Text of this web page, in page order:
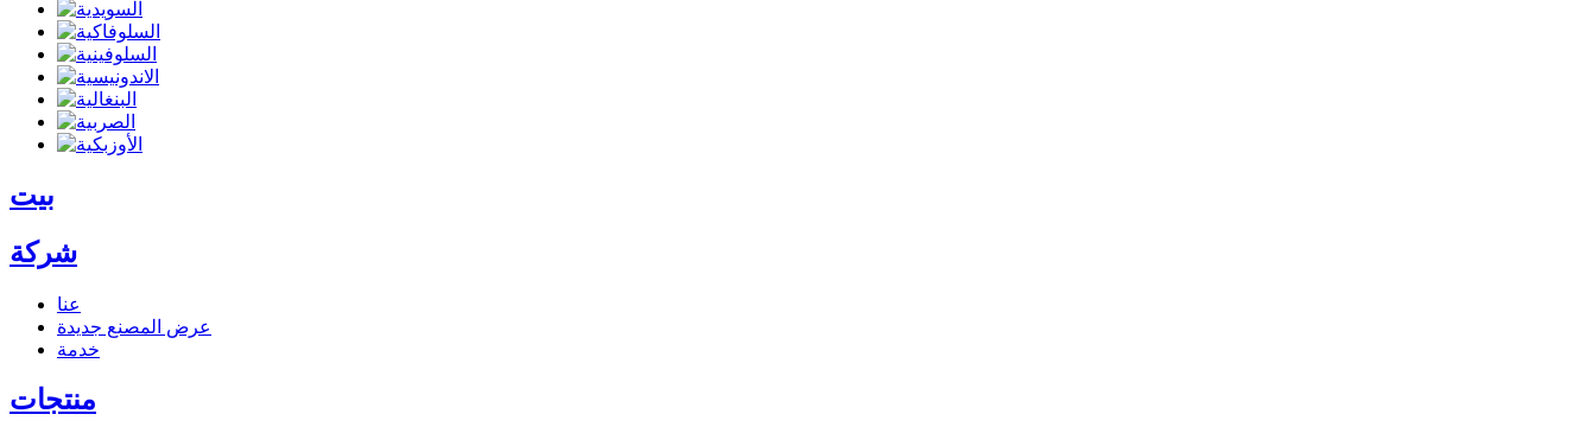
بيت
شركة
عنا
عرض المصنع جديدة
خدمة
منتجات